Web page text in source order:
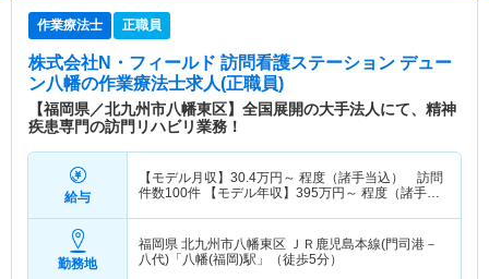
作業療法士 正職員
株式会社N・フィールド 訪問看護ステーション デュー
ン八幡の作業療法士求人(正職員)
【福岡県／北九州市八幡東区】全国展開の大手法人にて、精神
疾患専門の訪門リハビリ業務！
給与
【モデル月収】 30.4万円～ 程度（諸手当込） 訪問
件数100件 【モデル年収】 395万円～ 程度（諸手当
勤務地
福岡県 北九州市八幡東区
ＪＲ鹿児島本線(門司港－
八代)「八幡(福岡)駅」（徒歩5分）